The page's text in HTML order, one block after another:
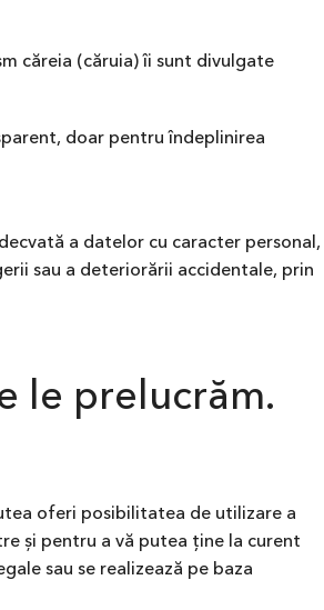
căreia (căruia) îi sunt divulgate
doar pentru îndeplinirea
a datelor cu caracter personal,
sau a deteriorării accidentale, prin
le prelucrăm.
oferi posibilitatea de utilizare a
și pentru a vă putea ține la curent
sau se realizează pe baza